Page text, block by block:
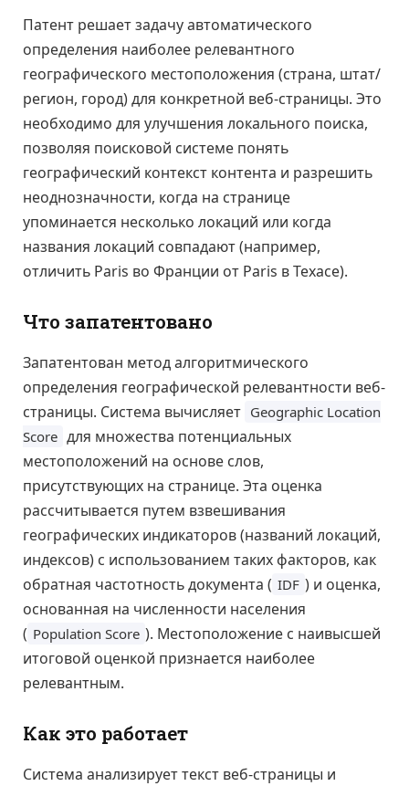
Патент решает задачу автоматического
определения наиболее релевантного
географического местоположения (страна, штат/
регион, город) для конкретной веб-страницы. Это
необходимо для улучшения локального поиска,
позволяя поисковой системе понять
географический контекст контента и разрешить
неоднозначности, когда на странице
упоминается несколько локаций или когда
названия локаций совпадают (например,
отличить Paris во Франции от Paris в Техасе).
Что запатентовано
Запатентован метод алгоритмического
определения географической релевантности веб-
страницы. Система вычисляет Geographic Location
Score для множества потенциальных
местоположений на основе слов,
присутствующих на странице. Эта оценка
рассчитывается путем взвешивания
географических индикаторов (названий локаций,
индексов) с использованием таких факторов, как
обратная частотность документа ( IDF ) и оценка,
основанная на численности населения
( Population Score ). Местоположение с наивысшей
итоговой оценкой признается наиболее
релевантным.
Как это работает
Система анализирует текст веб-страницы и